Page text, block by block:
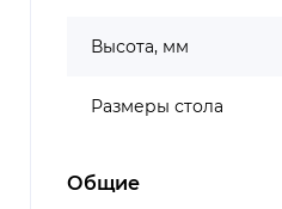
Высота, мм
Размеры стола
Общие